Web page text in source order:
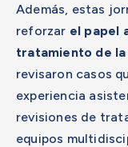
Además, estas
reforzar el papel
tratamiento de
revisaron casos
experiencia
revisiones de
equipos